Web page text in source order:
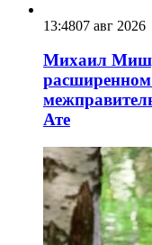
13:4807 авг 2026
Михаил
расширенном
Ате